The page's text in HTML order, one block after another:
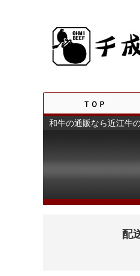
ＴＯＰ
和牛の通販なら近江牛
配